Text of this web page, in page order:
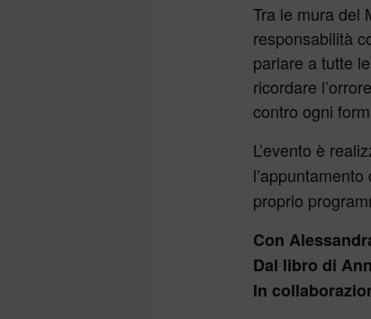
Tra le mura del
responsabilità
parlare a tutte
ricordare
contro ogni
L’evento è
proprio
Con
Dal libro di
In